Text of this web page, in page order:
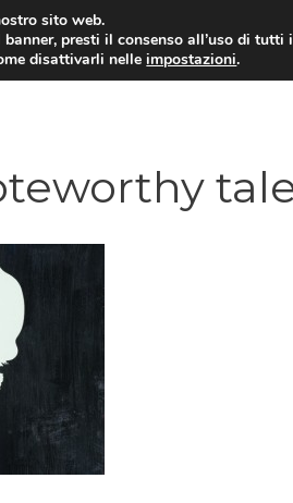
sito web.
presti il consenso all’uso di tutti
disattivarli nelleimpostazioni.